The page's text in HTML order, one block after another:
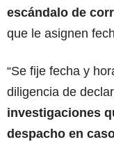
escándalo de
que le asignen
“Se fije fecha y
diligencia de
investigaciones
despacho en